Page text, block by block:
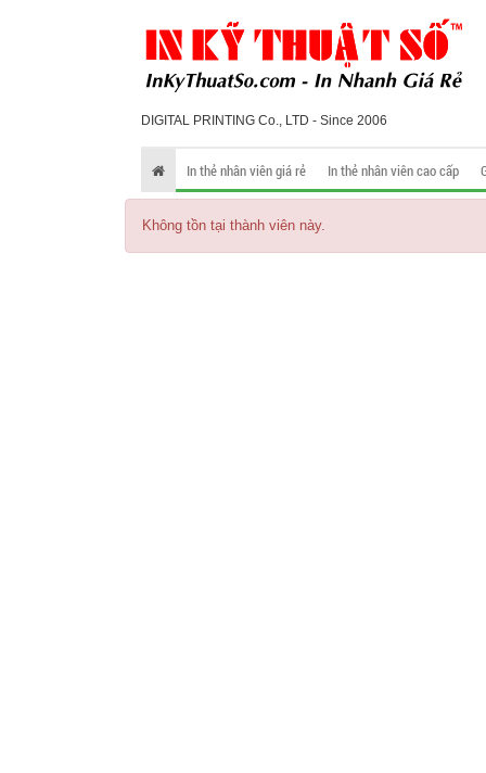
DIGITAL PRINTING Co., LTD - Since 2006
In thẻ nhân viên giá rẻ In thẻ nhân viên cao cấp
Không tồn tại thành viên này.